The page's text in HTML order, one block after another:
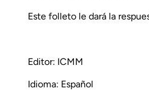
Este folleto le dará la
Editor: ICMM
Idioma: Español